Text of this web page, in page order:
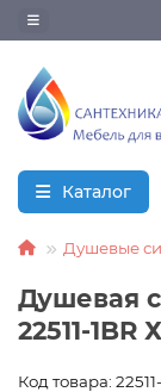
Каталог
Душевые
Душевая
22511-1BR
Код товара: